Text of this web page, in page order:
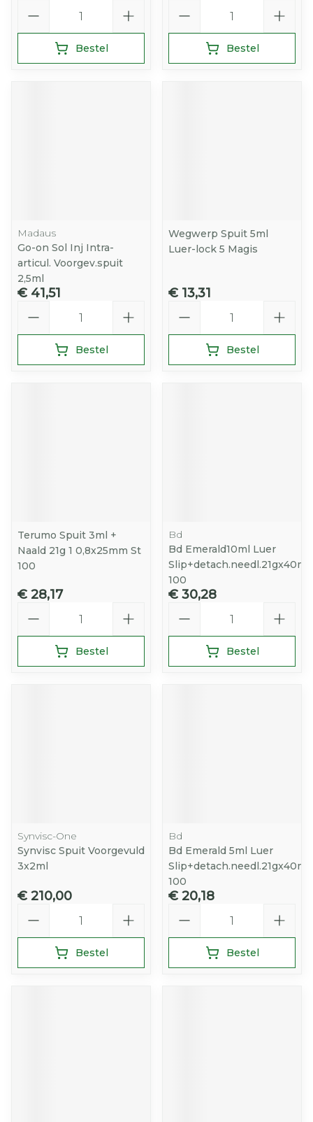
Bestel Bestel
Madaus
Go-on Sol Inj Intra-
articul. Voorgev.spuit
2,5ml
€ 41,51
Bestel
Wegwerp Spuit 5ml
Luer-lock 5 Magis
€ 13,31
Bestel
Terumo Spuit 3ml +
Naald 21g 1 0,8x25mm St
100
€ 28,17
Bestel
Bd
Bd Emerald10ml Luer
100
€ 30,28
Bestel
Synvisc-One
Synvisc Spuit Voorgevuld
3x2ml
€ 210,00
Bestel
Bd
Bd Emerald 5ml Luer
100
€ 20,18
Bestel